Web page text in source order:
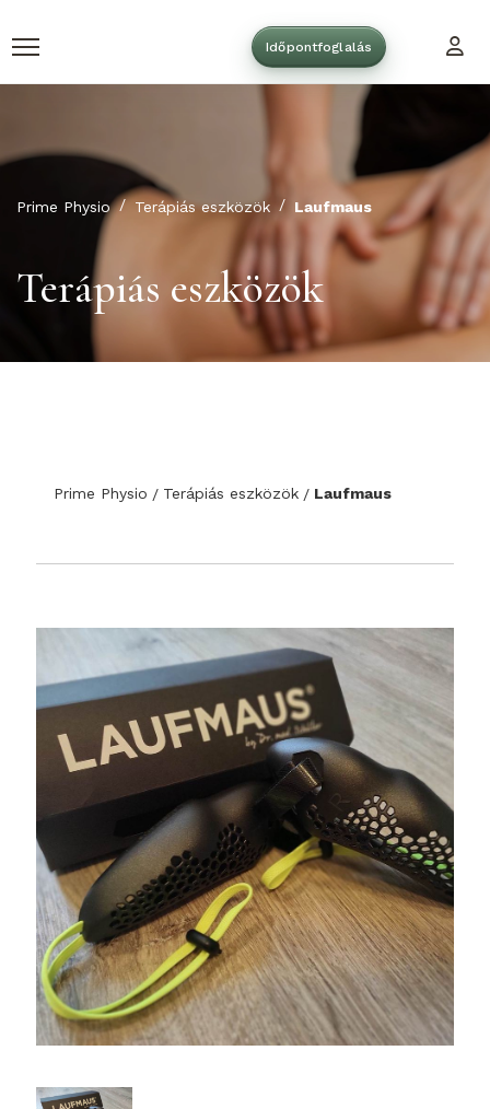
Időpontfoglalás
Terápiás eszközök
Prime Physio Terápiás eszközök Laufmaus
Prime Physio Terápiás eszközök Laufmaus